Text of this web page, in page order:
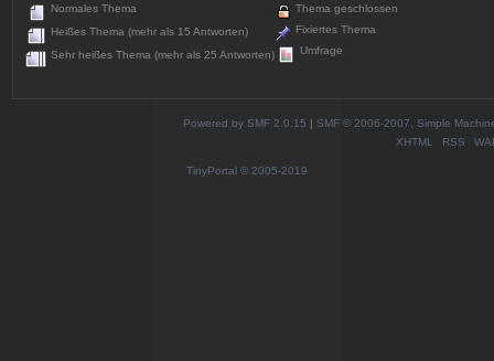
Normales Thema
Heißes Thema (mehr als 15 Antworten)
Sehr heißes Thema (mehr als 25 Antworten)
Thema geschlossen
Fixiertes Thema
Umfrage
Powered by SMF 2.0.15 | SMF © 2006-2007, Simple
XHTML
RSS
TinyPortal © 2005-2019